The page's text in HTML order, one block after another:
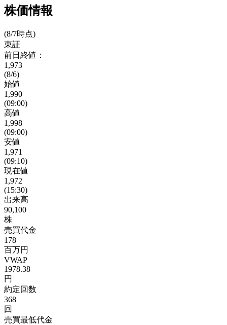
株価情報
(8/7時点)
東証
前日終値：
1,973
(8/6)
始値
1,990
(09:00)
高値
1,998
(09:00)
安値
1,971
(09:10)
現在値
1,972
(15:30)
出来高
90,100
株
売買代金
178
百万円
VWAP
1978.38
円
約定回数
368
回
売買最低代金